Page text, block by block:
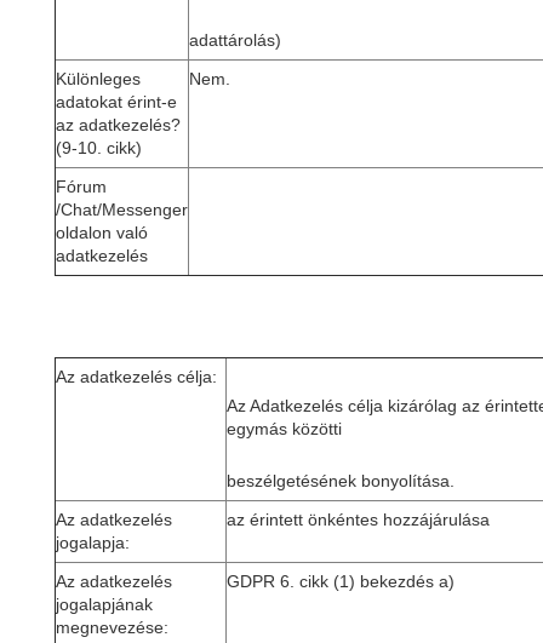
adattárolás)
Különleges
adatokat érint-e
az adatkezelés?
(9-10. cikk)
Nem.
Fórum
/Chat/Messenger
oldalon való
adatkezelés
Az adatkezelés célja:
Az Adatkezelés célja kizárólag az
egymás közötti
beszélgetésének bonyolítása.
Az adatkezelés
jogalapja:
az érintett önkéntes hozzájárulása
Az adatkezelés
jogalapjának
megnevezése:
GDPR 6. cikk (1) bekezdés a)